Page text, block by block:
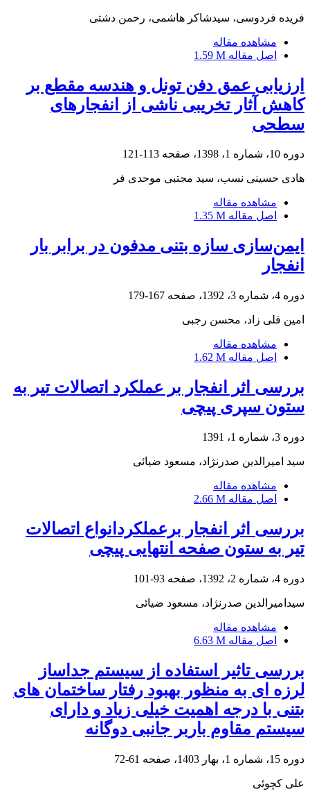
فریده فردوسی، سیدشاکر هاشمی، رحمن دشتی
مشاهده مقاله
اصل مقاله 1.59 M
ارزیابی عمق دفن تونل و هندسه مقطع بر
کاهش آثار تخریبی ناشی از انفجارهای
سطحی
دوره 10، شماره 1، 1398، صفحه 113-121
هادی حسینی نسب، سید مجتبی موحدی فر
مشاهده مقاله
اصل مقاله 1.35 M
ایمن‌سازی سازه بتنی مدفون در برابر بار
انفجار
دوره 4، شماره 3، 1392، صفحه 167-179
امین قلی زاد، محسن رجبی
مشاهده مقاله
اصل مقاله 1.62 M
بررسی اثر انفجار بر عملکرد اتصالات تیر به
ستون سپری پیچی
دوره 3، شماره 1، 1391
سید امیرالدین صدرنژاد، مسعود ضیائی
مشاهده مقاله
اصل مقاله 2.66 M
بررسی اثر انفجار برعملکردانواع اتصالات
تیر به ستون صفحه انتهایی پیچی
دوره 4، شماره 2، 1392، صفحه 93-101
سیدامیرالدین صدرنژاد، مسعود ضیائی
مشاهده مقاله
اصل مقاله 6.63 M
بررسی تاثیر استفاده از سیستم جداساز
لرزه ای به منظور بهبود رفتار ساختمان های
بتنی با درجه اهمیت خیلی زیاد و دارای
سیستم مقاوم باربر جانبی دوگانه
دوره 15، شماره 1، بهار 1403، صفحه 61-72
علی کچوئی